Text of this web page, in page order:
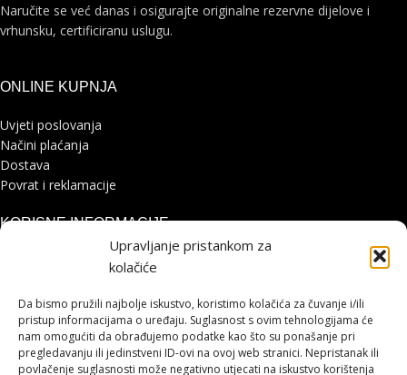
Upravljanje pristankom za
kolačiće
Da bismo pružili najbolje iskustvo, koristimo kolačića za čuvanje i/ili
pristup informacijama o uređaju. Suglasnost s ovim tehnologijama će
nam omogućiti da obrađujemo podatke kao što su ponašanje pri
pregledavanju ili jedinstveni ID-ovi na ovoj web stranici. Nepristanak ili
povlačenje suglasnosti može negativno utjecati na iskustvo korištenja
Naručite se već danas i osigurajte originalne rezervne dijelove i
vrhunsku, certificiranu uslugu.
ONLINE KUPNJA
Uvjeti poslovanja
Načini plaćanja
Dostava
Povrat i reklamacije
KORISNE INFORMACIJE
Zaštita osobnih podataka
Pohvale i prigovori
Platforma za online rješavanje sporova
STRANICE